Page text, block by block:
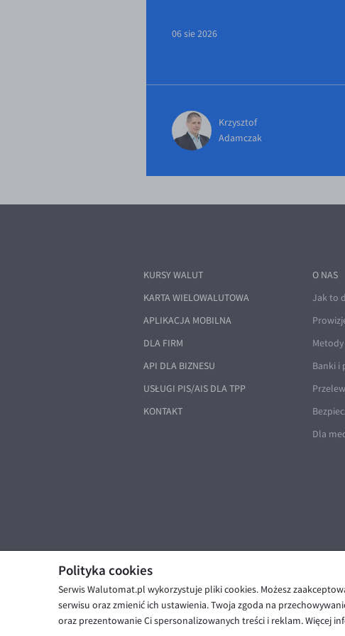
06 sie 2026
Krzysztof
Adamczak
Polityka cookies
Serwis Walutomat.pl wykorzystuje pliki cookies. Możesz
serwisu oraz zmienić ich ustawienia. Twoja zgoda na
oraz prezentowanie Ci spersonalizowanych treści i reklam. Więcej
KURSY WALUT
KARTA WIELOWALUTOWA
APLIKACJA MOBILNA
DLA FIRM
API DLA BIZNESU
USŁUGI PIS/AIS DLA TPP
KONTAKT
O NAS
Jak to
Banki i
Dla
© Walutomat 2026 | Regulaminy |